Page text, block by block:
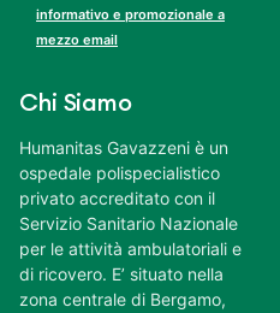
informativo e promozionale a
mezzo email
Chi Siamo
Humanitas Gavazzeni è un
ospedale polispecialistico
privato accreditato con il
Servizio Sanitario Nazionale
per le attività ambulatoriali e
di ricovero. E’ situato nella
zona centrale di Bergamo,